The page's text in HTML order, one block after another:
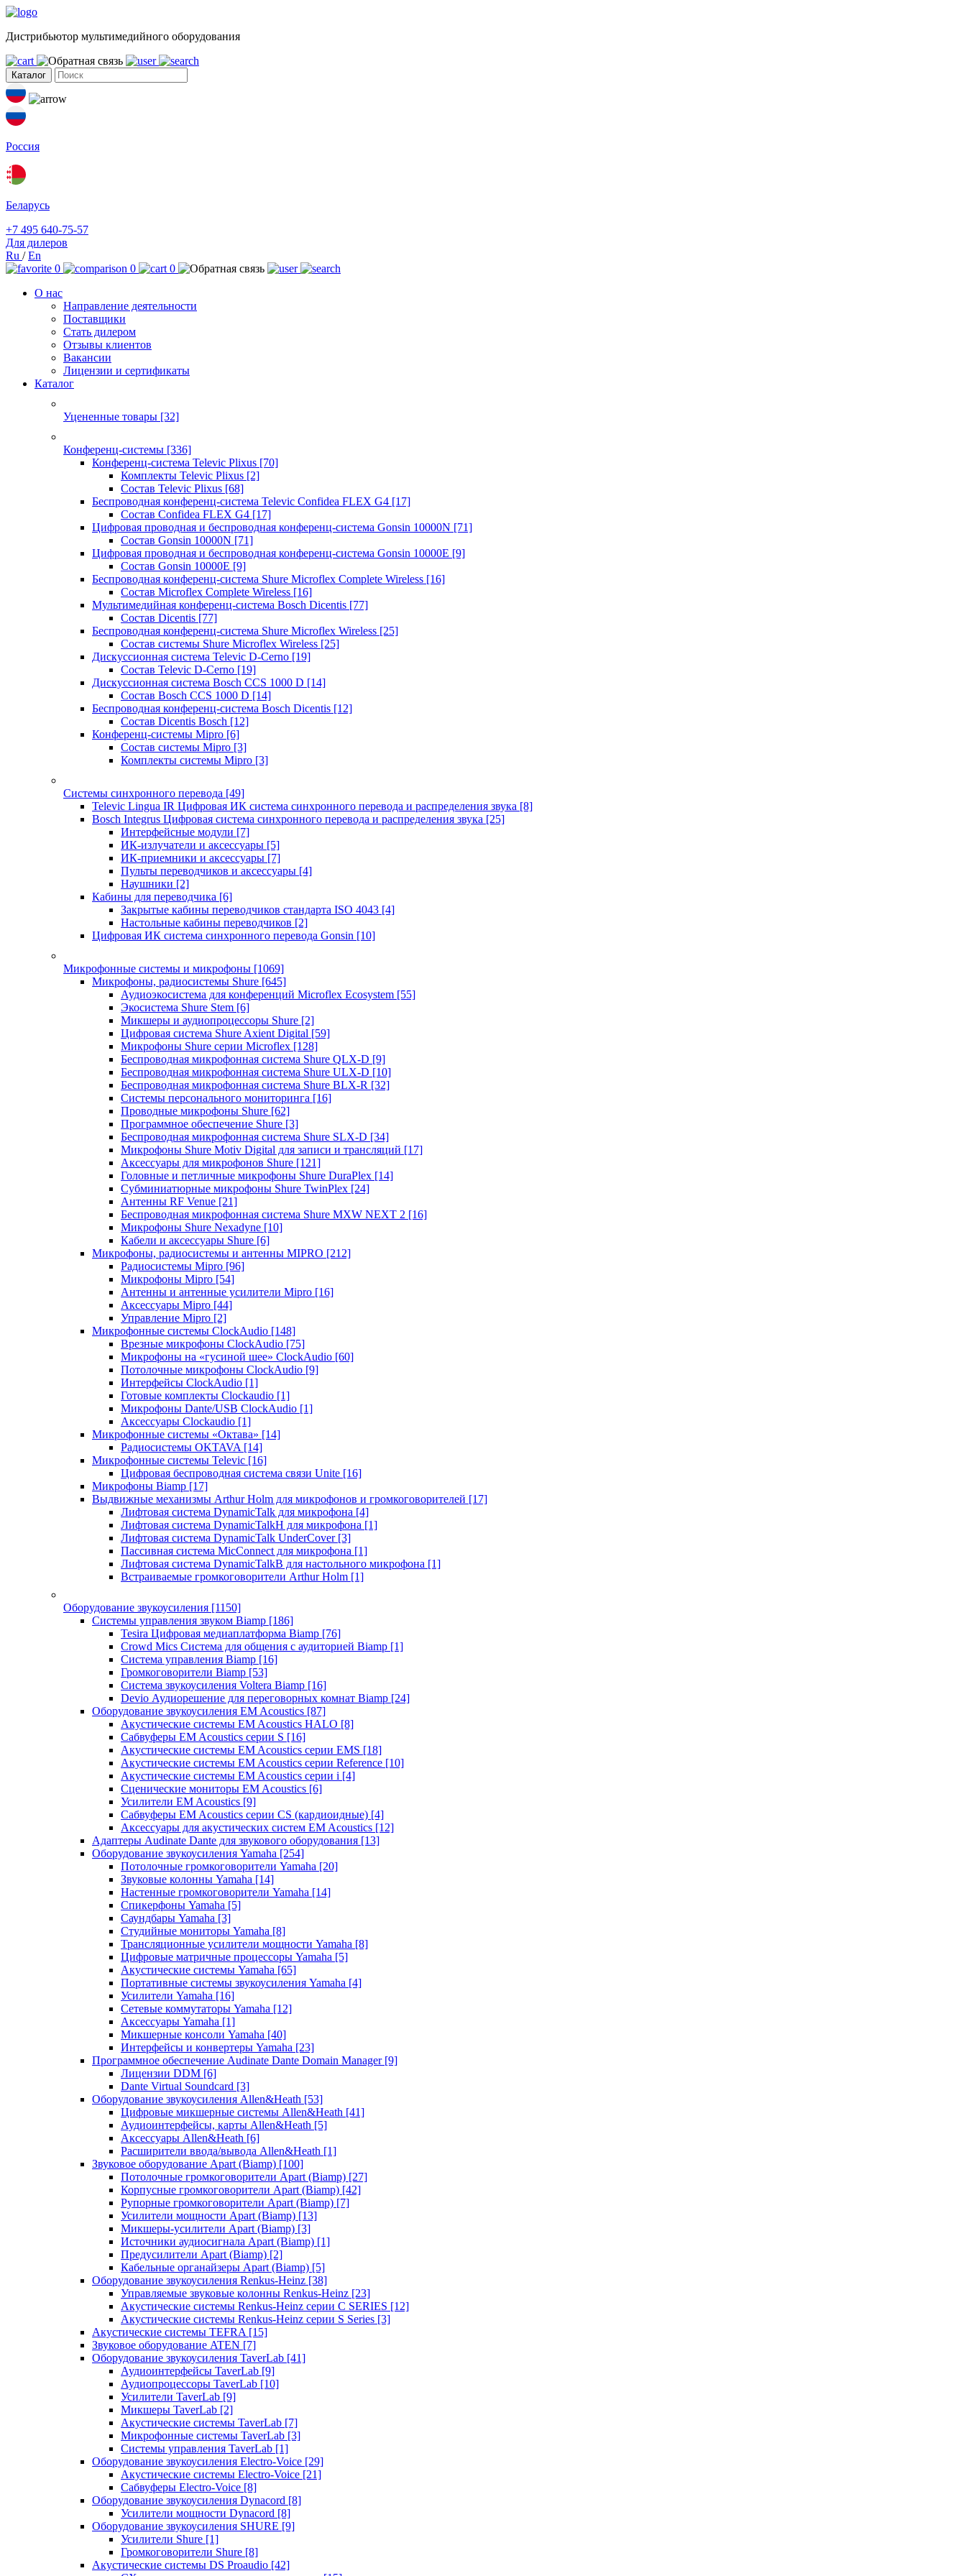
Дистрибьютор мультимедийного оборудования
Каталог
Россия
Беларусь
+7 495 640-75-57
Для дилеров
Ru /En
0
0
0
О нас
Направление деятельности
Поставщики
Стать дилером
Отзывы клиентов
Вакансии
Лицензии и сертификаты
Каталог
Уцененные товары [32]
Конференц-системы [336]
Конференц-система Televic Plixus [70]
Комплекты Televic Plixus [2]
Состав Televic Plixus [68]
Беспроводная конференц-система Televic Confidea FLEX G4 [17]
Состав Confidea FLEX G4 [17]
Цифровая проводная и беспроводная конференц-система Gonsin 10000N [71]
Состав Gonsin 10000N [71]
Цифровая проводная и беспроводная конференц-система Gonsin 10000E [9]
Состав Gonsin 10000E [9]
Беспроводная конференц-система Shure Microflex Complete Wireless [16]
Состав Microflex Complete Wireless [16]
Мультимедийная конференц-система Bosch Dicentis [77]
Состав Dicentis [77]
Беспроводная конференц-система Shure Microflex Wireless [25]
Состав системы Shure Microflex Wireless [25]
Дискуссионная система Televic D-Cerno [19]
Состав Televic D-Cerno [19]
Дискуссионная система Bosch CCS 1000 D [14]
Состав Bosch CCS 1000 D [14]
Беспроводная конференц-система Bosch Dicentis [12]
Состав Dicentis Bosch [12]
Конференц-системы Mipro [6]
Состав системы Mipro [3]
Комплекты системы Mipro [3]
Системы синхронного перевода [49]
Televic Lingua IR Цифровая ИК система синхронного перевода и распределения звука [8]
Bosch Integrus Цифровая система синхронного перевода и распределения звука [25]
Интерфейсные модули [7]
ИК-излучатели и аксессуары [5]
ИК-приемники и аксессуары [7]
Пульты переводчиков и аксессуары [4]
Наушники [2]
Кабины для переводчика [6]
Закрытые кабины переводчиков стандарта ISO 4043 [4]
Настольные кабины переводчиков [2]
Цифровая ИК система синхронного перевода Gonsin [10]
Микрофонные системы и микрофоны [1069]
Микрофоны, радиосистемы Shure [645]
Аудиоэкосистема для конференций Microflex Ecosystem [55]
Экосистема Shure Stem [6]
Микшеры и аудиопроцессоры Shure [2]
Цифровая система Shure Axient Digital [59]
Микрофоны Shure серии Microflex [128]
Беспроводная микрофонная система Shure QLX-D [9]
Беспроводная микрофонная система Shure ULX-D [10]
Беспроводная микрофонная система Shure BLX-R [32]
Системы персонального мониторинга [16]
Проводные микрофоны Shure [62]
Программное обеспечение Shure [3]
Беспроводная микрофонная система Shure SLX-D [34]
Микрофоны Shure Motiv Digital для записи и трансляций [17]
Аксессуары для микрофонов Shure [121]
Головные и петличные микрофоны Shure DuraPlex [14]
Субминиатюрные микрофоны Shure TwinPlex [24]
Антенны RF Venue [21]
Беспроводная микрофонная система Shure MXW NEXT 2 [16]
Микрофоны Shure Nexadyne [10]
Кабели и аксессуары Shure [6]
Микрофоны, радиосистемы и антенны MIPRO [212]
Радиосистемы Mipro [96]
Микрофоны Mipro [54]
Антенны и антенные усилители Mipro [16]
Аксессуары Mipro [44]
Управление Mipro [2]
Микрофонные системы ClockAudio [148]
Врезные микрофоны ClockAudio [75]
Микрофоны на «гусиной шее» ClockAudio [60]
Потолочные микрофоны ClockAudio [9]
Интерфейсы ClockAudio [1]
Готовые комплекты Clockaudio [1]
Микрофоны Dante/USB ClockAudio [1]
Аксессуары Clockaudio [1]
Микрофонные системы «Октава» [14]
Радиосистемы OKTAVA [14]
Микрофонные системы Televic [16]
Цифровая беспроводная система связи Unite [16]
Микрофоны Biamp [17]
Выдвижные механизмы Arthur Holm для микрофонов и громкоговорителей [17]
Лифтовая система DynamicTalk для микрофона [4]
Лифтовая система DynamicTalkH для микрофона [1]
Лифтовая система DynamicTalk UnderCover [3]
Пассивная система MicConnect для микрофона [1]
Лифтовая система DynamicTalkB для настольного микрофона [1]
Встраиваемые громкоговорители Arthur Holm [1]
Оборудование звукоусиления [1150]
Системы управления звуком Biamp [186]
Tesira Цифровая медиаплатформа Biamp [76]
Crowd Mics Система для общения с аудиторией Biamp [1]
Система управления Biamp [16]
Громкоговорители Biamp [53]
Система звукоусиления Voltera Biamp [16]
Devio Аудиорешение для переговорных комнат Biamp [24]
Оборудование звукоусиления EM Acoustics [87]
Акустические системы EM Acoustics HALO [8]
Сабвуферы EM Acoustics серии S [16]
Акустические системы EM Acoustics серии EMS [18]
Акустические системы EM Acoustics серии Reference [10]
Акустические системы EM Acoustics серии i [4]
Сценические мониторы EM Acoustics [6]
Усилители EM Acoustics [9]
Сабвуферы EM Acoustics серии CS (кардиоидные) [4]
Аксессуары для акустических систем EM Acoustics [12]
Адаптеры Audinate Dante для звукового оборудования [13]
Оборудование звукоусиления Yamaha [254]
Потолочные громкоговорители Yamaha [20]
Звуковые колонны Yamaha [14]
Настенные громкоговорители Yamaha [14]
Спикерфоны Yamaha [5]
Саундбары Yamaha [3]
Студийные мониторы Yamaha [8]
Трансляционные усилители мощности Yamaha [8]
Цифровые матричные процессоры Yamaha [5]
Акустические системы Yamaha [65]
Портативные системы звукоусиления Yamaha [4]
Усилители Yamaha [16]
Сетевые коммутаторы Yamaha [12]
Аксессуары Yamaha [1]
Микшерные консоли Yamaha [40]
Интерфейсы и конвертеры Yamaha [23]
Программное обеспечение Audinate Dante Domain Manager [9]
Лицензии DDM [6]
Dante Virtual Soundcard [3]
Оборудование звукоусиления Allen&Heath [53]
Цифровые микшерные системы Allen&Heath [41]
Аудиоинтерфейсы, карты Allen&Heath [5]
Аксессуары Allen&Heath [6]
Расширители ввода/вывода Allen&Heath [1]
Звуковое оборудование Apart (Biamp) [100]
Потолочные громкоговорители Apart (Biamp) [27]
Корпусные громкоговорители Apart (Biamp) [42]
Рупорные громкоговорители Apart (Biamp) [7]
Усилители мощности Apart (Biamp) [13]
Микшеры-усилители Apart (Biamp) [3]
Источники аудиосигнала Apart (Biamp) [1]
Предусилители Apart (Biamp) [2]
Кабельные органайзеры Apart (Biamp) [5]
Оборудование звукоусиления Renkus-Heinz [38]
Управляемые звуковые колонны Renkus-Heinz [23]
Акустические системы Renkus-Heinz серии C SERIES [12]
Акустические системы Renkus-Heinz серии S Series [3]
Акустические системы TEFRA [15]
Звуковое оборудование ATEN [7]
Оборудование звукоусиления TaverLab [41]
Аудиоинтерфейсы TaverLab [9]
Аудиопроцессоры TaverLab [10]
Усилители TaverLab [9]
Микшеры TaverLab [2]
Акустические системы TaverLab [7]
Микрофонные системы TaverLab [3]
Системы управления TaverLab [1]
Оборудование звукоусиления Electro-Voice [29]
Акустические системы Electro-Voice [21]
Сабвуферы Electro-Voice [8]
Оборудование звукоусиления Dynacord [8]
Усилители мощности Dynacord [8]
Оборудование звукоусиления SHURE [9]
Усилители Shure [1]
Громкоговорители Shure [8]
Акустические системы DS Proaudio [42]